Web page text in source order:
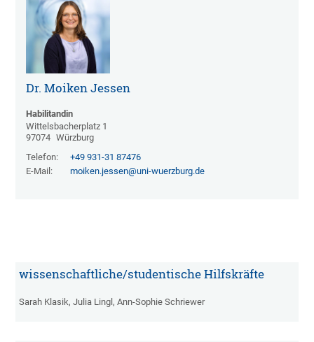
Dr. Moiken Jessen
Habilitandin
Wittelsbacherplatz 1
97074 Würzburg
Telefon:
+49 931-31 87476
E-Mail:
moiken.jessen@uni-wuerzburg.de
wissenschaftliche/studentische Hilfskräfte
Sarah Klasik, Julia Lingl, Ann-Sophie Schriewer